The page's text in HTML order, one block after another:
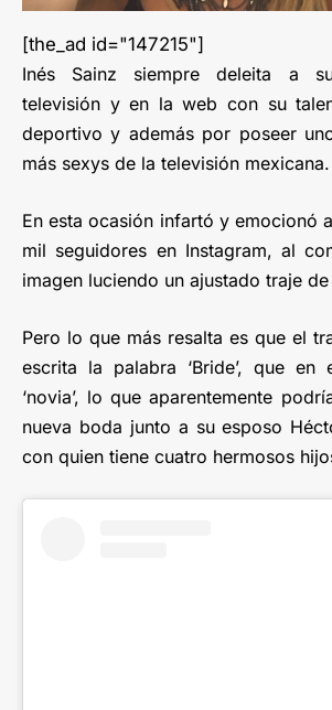
[the_ad id="147215"]
Inés Sainz siempre deleita a
televisión y en la web con su
deportivo y además por poseer
más sexys de la televisión mexicana.
En esta ocasión infartó y emocionó
mil seguidores en Instagram, al
imagen luciendo un ajustado traje
Pero lo que más resalta es que el
escrita la palabra ‘Bride’, que en
‘novia’, lo que aparentemente
nueva boda junto a su esposo
con quien tiene cuatro hermosos